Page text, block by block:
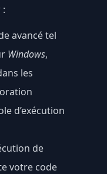
avancé tel
Windows,
les
d’exécution
de
votre code